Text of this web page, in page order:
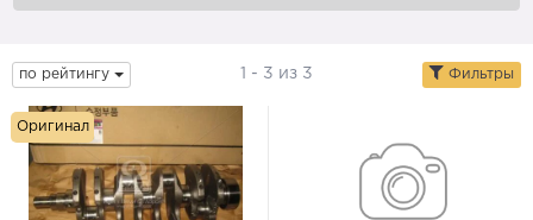
по рейтингу 1 - 3 из 3 Фильтры
Оригинал